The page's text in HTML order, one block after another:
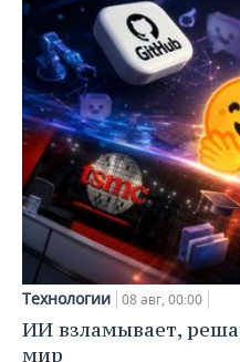
Технологии 08 авг, 00:00
ИИ взламывает,
мир